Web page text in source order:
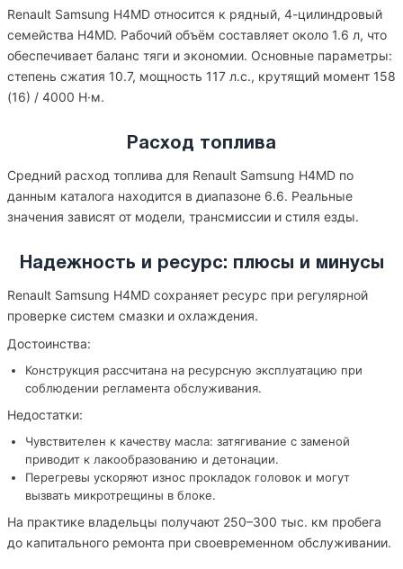
Renault Samsung H4MD относится к рядный, 4-цилиндровый
семейства H4MD. Рабочий объём составляет около 1.6 л, что
обеспечивает баланс тяги и экономии. Основные параметры:
степень сжатия 10.7, мощность 117 л.с., крутящий момент 158
(16) / 4000 Н·м.
Расход топлива
Средний расход топлива для Renault Samsung H4MD по
данным каталога находится в диапазоне 6.6. Реальные
значения зависят от модели, трансмиссии и стиля езды.
Надежность и ресурс: плюсы и минусы
Renault Samsung H4MD сохраняет ресурс при регулярной
проверке систем смазки и охлаждения.
Достоинства:
Конструкция рассчитана на ресурсную эксплуатацию при
соблюдении регламента обслуживания.
Недостатки:
Чувствителен к качеству масла: затягивание с заменой
приводит к лакообразованию и детонации.
Перегревы ускоряют износ прокладок головок и могут
вызвать микротрещины в блоке.
На практике владельцы получают 250–300 тыс. км пробега
до капитального ремонта при своевременном обслуживании.